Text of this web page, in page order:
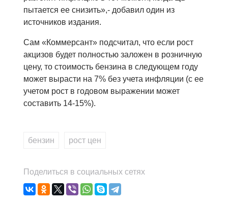
пытается ее снизить»,- добавил один из
источников издания.
Сам «Коммерсант» подсчитал, что если рост
акцизов будет полностью заложен в розничную
цену, то стоимость бензина в следующем году
может вырасти на 7% без учета инфляции (с ее
учетом рост в годовом выражении может
составить 14-15%).
бензин рост цен
Поделиться в социальных сетях